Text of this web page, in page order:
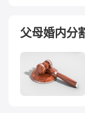
父母婚内分